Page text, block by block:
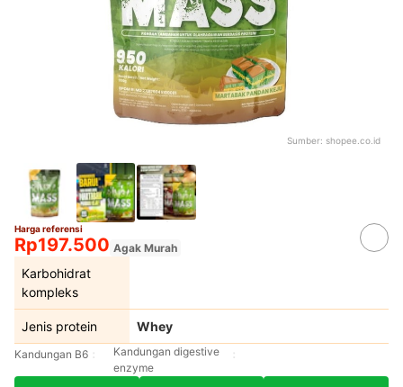
Sumber: shopee.co.id
Harga referensi
Rp197.500 Agak Murah
Karbohidrat
kompleks
Jenis protein Whey
Kandungan B6
Kandungan digestive
enzyme